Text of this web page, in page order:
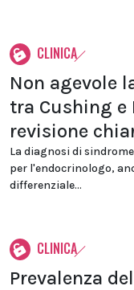
CLINICA
Non agevole
tra Cushing e
revisione
La diagnosi di
per l'endocrinologo,
differenziale...
CLINICA
Prevalenza